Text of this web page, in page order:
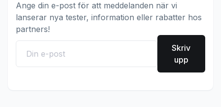
Ange din e-post för att meddelanden när vi
lanserar nya tester, information eller rabatter hos
partners!
Skriv
upp